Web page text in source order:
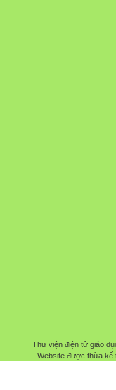
Thư viện điện tử giáo
Website được thừa